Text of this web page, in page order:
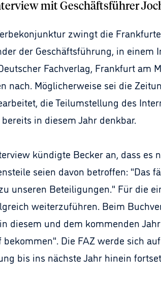
mit Geschäftsführer
zwingt die
der Geschäftsführung, in
Fachverlag, Frankfurt am
nach. Möglicherweise sei die
die Teilumstellung des
in diesem Jahr denkbar.
kündigte Becker an, dass
seien davon betroffen: "Das
unseren Beteiligungen." Für die
weiterzuführen. Beim
diesem und dem kommenden
Die FAZ werde sich
bis ins nächste Jahr hinein